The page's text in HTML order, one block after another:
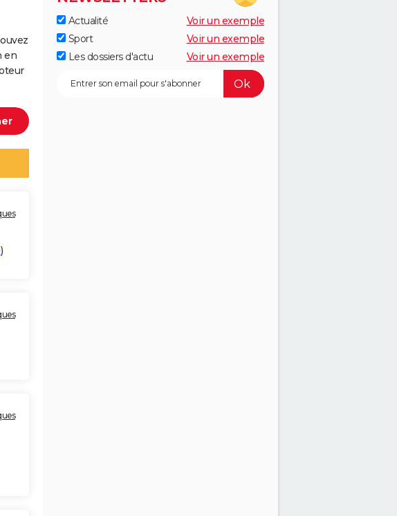
en
)
Actualité
Voir un exemple
Sport
Voir un exemple
Les dossiers d'actu
Voir un exemple